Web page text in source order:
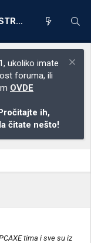
REGISTRACIJA
ukoliko imate
foruma, ili
OVDE
ih,
čitate nešto!
tima i sve su iz